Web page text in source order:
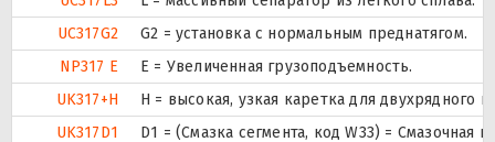
UC317G2
G2 = установка с нормальным преднатягом.
NP317 E
Е = Увеличенная грузоподъемность.
UK317+H
H = высокая, узкая каретка для
UK317D1
D1 = (Смазка сегмента, код W33) =